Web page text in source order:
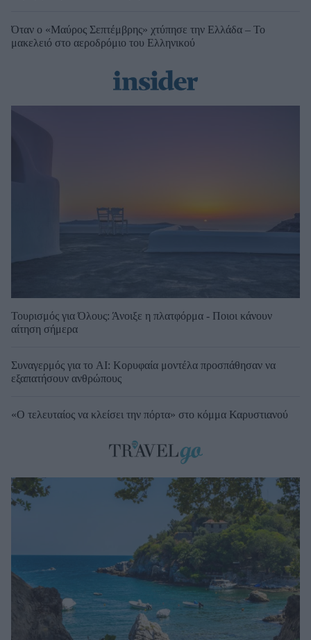
Όταν ο «Μαύρος Σεπτέμβρης» χτύπησε την Ελλάδα – Το
μακελειό στο αεροδρόμιο του Ελληνικού
Τουρισμός για Όλους: Άνοιξε η πλατφόρμα - Ποιοι κάνουν
αίτηση σήμερα
Συναγερμός για το AI: Κορυφαία μοντέλα προσπάθησαν να
εξαπατήσουν ανθρώπους
«Ο τελευταίος να κλείσει την πόρτα» στο κόμμα Καρυστιανού